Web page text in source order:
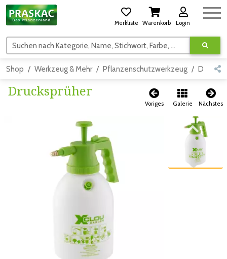
Merkliste Warenkorb Login
Suchen nach Kategorie, Name, Stichwort, Farbe, usw.
Shop Werkzeug & Mehr Pflanzenschutzwerkzeug Detail
Drucksprüher
Voriges Galerie Nächstes
Zum vorigen Bild